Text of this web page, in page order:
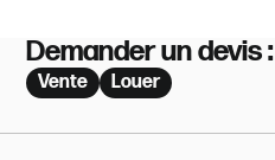
Demander un devis :
Vente Louer